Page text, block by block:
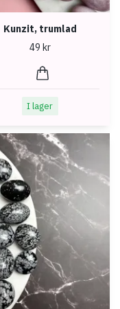
Kunzit, trumlad
49 kr
I lager